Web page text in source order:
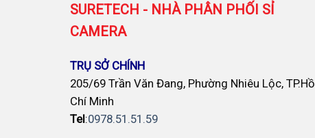
SURETECH - NHÀ PHÂN PHỐI SỈ
CAMERA
TRỤ SỞ CHÍNH
205/69 Trần Văn Đang, Phường Nhiêu Lộc, TP.Hồ
Chí Minh
Tel:0978.51.51.59